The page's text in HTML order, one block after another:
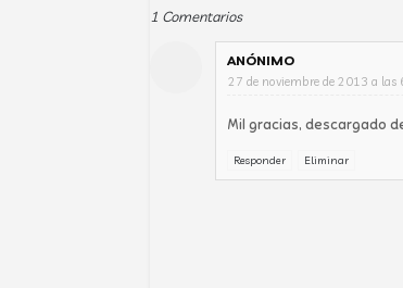
1 Comentarios
ANÓNIMO
27 de noviembre de 2013 a las
Mil gracias, descargado
Responder Eliminar